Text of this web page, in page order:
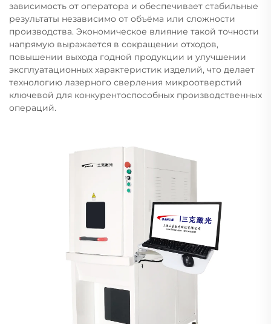
зависимость от оператора и обеспечивает стабильные
результаты независимо от объёма или сложности
производства. Экономическое влияние такой точности
напрямую выражается в сокращении отходов,
повышении выхода годной продукции и улучшении
эксплуатационных характеристик изделий, что делает
технологию лазерного сверления микроотверстий
ключевой для конкурентоспособных производственных
операций.